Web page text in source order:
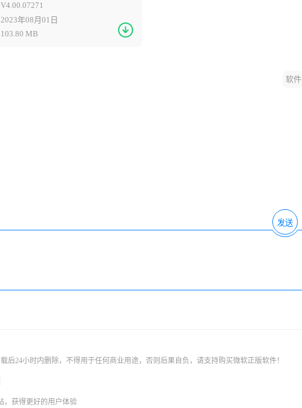
103.80 MB
V4.00.07271
2023年08月01日
软件
发送
后24小时内删除，不得用于任何商业用途，否则后果自负，请支持购买微软正版软件！
，获得更好的用户体验